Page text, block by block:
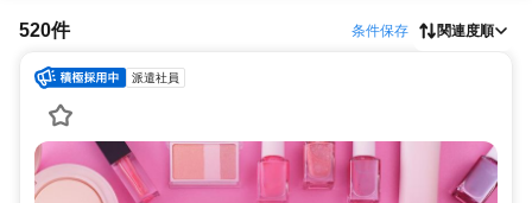
520件 条件保存 関連度順
派遣社員